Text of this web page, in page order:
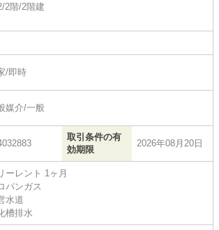
2階/2階建
/即時
媒介/一般
取引条件の有
効期限
2026年08月20日
ーレント 1ヶ月
パンガス
水道
槽排水